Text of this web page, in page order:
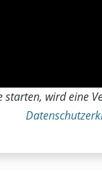
wird eine